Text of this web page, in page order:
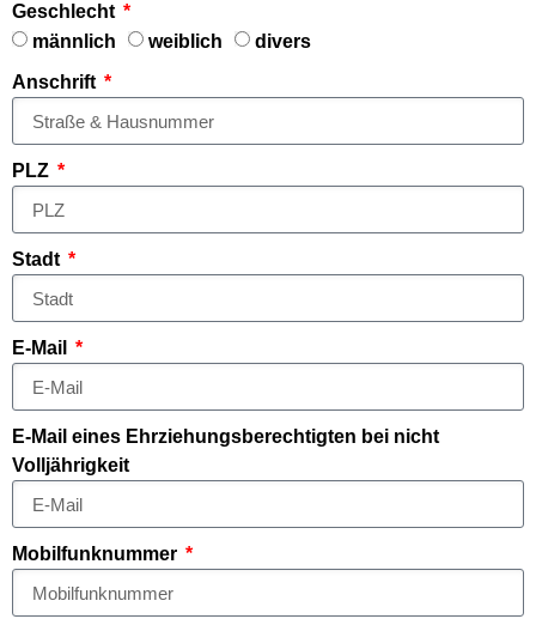
Geschlecht
männlich
weiblich
divers
Anschrift
PLZ
Stadt
E-Mail
E-Mail eines Ehrziehungsberechtigten bei nicht
Volljährigkeit
Mobilfunknummer